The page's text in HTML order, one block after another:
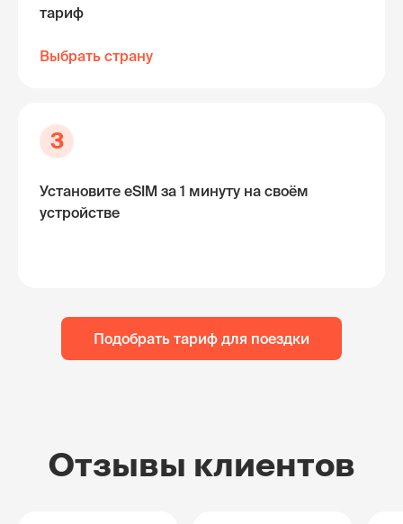
тариф
Выбрать страну
3
Установите eSIM за 1 минуту на своём
устройстве
Подобрать тариф для поездки
Отзывы клиентов